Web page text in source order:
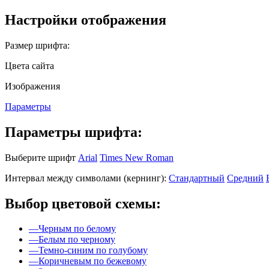
Настройки отображения
Размер шрифта:
Цвета сайта
Изображения
Параметры
Параметры шрифта:
Выберите шрифт Arial Times New Roman
Интервал между символами (кернинг): Стандартный Средний
Выбор цветовой схемы:
—Черным по белому
—Белым по черному
—Темно-синим по голубому
—Коричневым по бежевому